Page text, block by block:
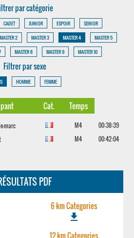
par catégorie
CADET JUNIOR ESPOIR
SENIOR
MASTER 2 MASTER 3 MASTER 4
MASTER 5
MASTER 8 MASTER 9 MASTER 10
Filtrer par sexe
HOMME FEMME
Cat. Temps
marc M4
00:38:39
M4 00:42:04
PDF
6 km Categories
file_download
12 km Categories